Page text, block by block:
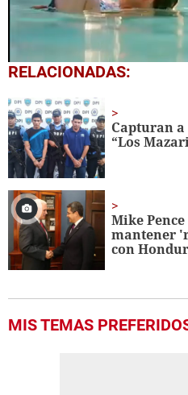
0
seconds
59
seconds
RELACIONADAS:
Capturan
“Los
Mike
mantener
con
MIS TEMAS